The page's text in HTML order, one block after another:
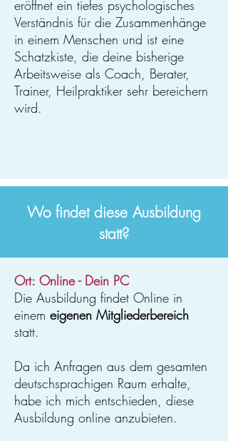
eröffnet ein tiefes psychologisches
Verständnis für die Zusammenhänge
in einem Menschen und ist eine
Schatzkiste, die deine bisherige
Arbeitsweise als Coach, Berater,
Trainer, Heilpraktiker sehr bereichern
wird.
Wo findet diese Ausbildung
statt?
Ort: Online - Dein PC
Die Ausbildung findet Online in
einem eigenen Mitgliederbereich
statt.
Da ich Anfragen aus dem gesamten
deutschsprachigen Raum erhalte,
habe ich mich entschieden, diese
Ausbildung online anzubieten.